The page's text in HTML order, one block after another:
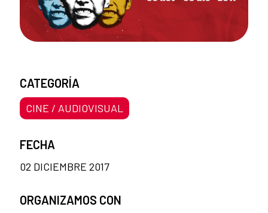
CATEGORÍA
CINE / AUDIOVISUAL
FECHA
02 DICIEMBRE 2017
ORGANIZAMOS CON